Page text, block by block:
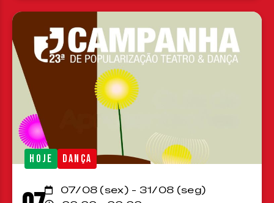
HOJE DANÇA
07/08 (sex) - 31/08 (seg)